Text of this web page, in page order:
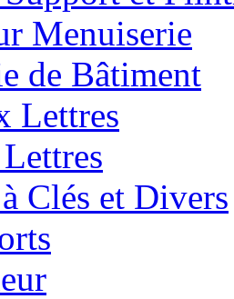
Menuiserie
de Bâtiment
Lettres
Clés et Divers